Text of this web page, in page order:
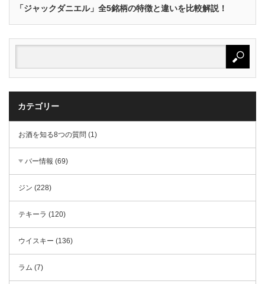
「ジャックダニエル」全5銘柄の特徴と違いを比較解説！
カテゴリー
お酒を知る8つの質問 (1)
バー情報 (69)
ジン (228)
テキーラ (120)
ウイスキー (136)
ラム (7)